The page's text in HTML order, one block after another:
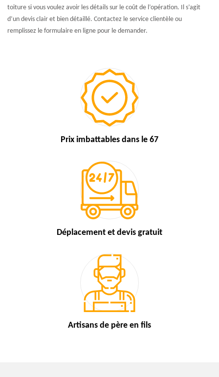
toiture si vous voulez avoir les détails sur le coût de l’opération. Il s’agit
d’un devis clair et bien détaillé. Contactez le service clientèle ou
remplissez le formulaire en ligne pour le demander.
Prix imbattables dans le 67
Déplacement et devis gratuit
Artisans de père en fils